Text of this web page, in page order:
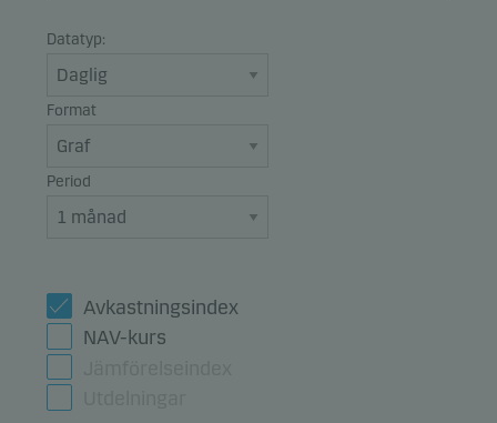
Datatyp:
Format
Period
Avkastningsindex
NAV-kurs